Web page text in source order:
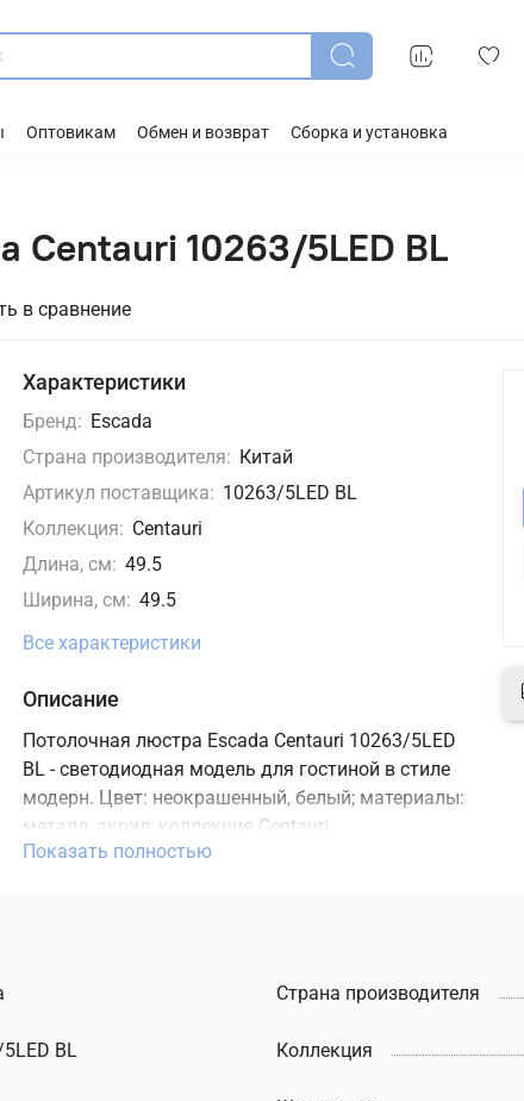
Оптовикам Обмен и возврат Сборка и установка
Centauri 10263/5LED BL
в сравнение
Характеристики
Бренд: Escada
Страна производителя: Китай
Артикул поставщика: 10263/5LED BL
Коллекция: Centauri
Длина, см: 49.5
Ширина, см: 49.5
Все характеристики
Описание
Потолочная люстра Escada Centauri 10263/5LED
BL - светодиодная модель для гостиной в стиле
модерн. Цвет: неокрашенный, белый; материалы:
металл, акрил; коллекция Centauri.
Характеристики: цветовая температура 3000,
купить потолочную люстру Escada с доставкой
актуальной ценой на сайте.
Показать полностью
Страна производителя
BL Коллекция